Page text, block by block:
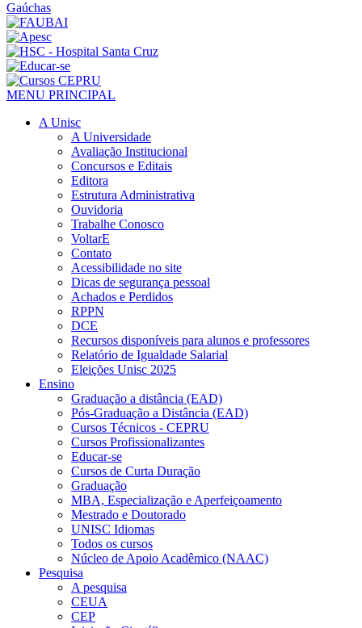
MENU PRINCIPAL
A Unisc
A Universidade
Avaliação Institucional
Concursos e Editais
Editora
Estrutura Administrativa
Ouvidoria
Trabalhe Conosco
VoltarE
Contato
Acessibilidade no site
Dicas de segurança pessoal
Achados e Perdidos
RPPN
DCE
Recursos disponíveis para alunos e professores
Relatório de Igualdade Salarial
Eleições Unisc 2025
Ensino
Graduação a distância (EAD)
Pós-Graduação a Distância (EAD)
Cursos Técnicos - CEPRU
Cursos Profissionalizantes
Educar-se
Cursos de Curta Duração
Graduação
MBA, Especialização e Aperfeiçoamento
Mestrado e Doutorado
UNISC Idiomas
Todos os cursos
Núcleo de Apoio Acadêmico (NAAC)
Pesquisa
A pesquisa
CEUA
CEP